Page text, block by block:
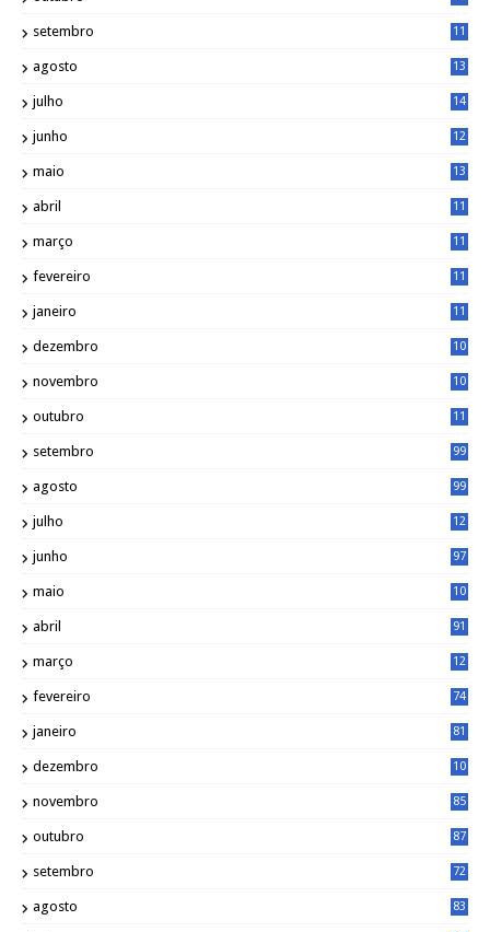
setembro
11
agosto
13
julho
14
junho
12
maio
13
abril
11
março
11
fevereiro
11
janeiro
11
dezembro
10
novembro
10
outubro
11
setembro 99
agosto 99
julho
12
junho 97
maio
10
abril 91
março
12
fevereiro 74
janeiro 81
dezembro
10
novembro 85
outubro 87
setembro 72
agosto 83